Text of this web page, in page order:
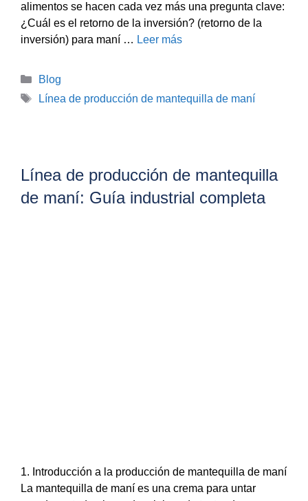
alimentos se hacen cada vez más una pregunta clave:
¿Cuál es el retorno de la inversión? (retorno de la
inversión) para maní … Leer más
Categorías
Blog
Etiquetas
Línea de producción de mantequilla de maní
Línea de producción de mantequilla
de maní: Guía industrial completa
1. Introducción a la producción de mantequilla de maní
La mantequilla de maní es una crema para untar